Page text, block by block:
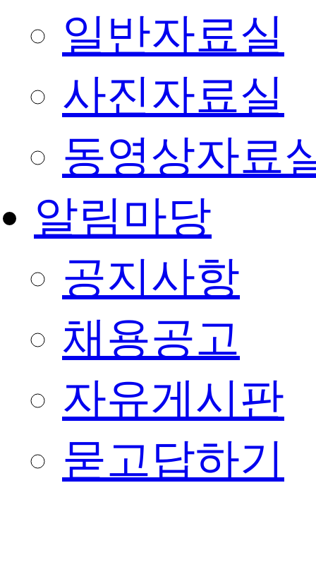
일반자료실
사진자료실
동영상자료
알림마당
공지사항
채용공고
자유게시판
묻고답하기